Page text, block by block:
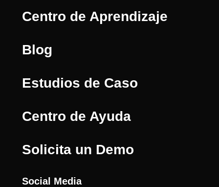
Centro de Aprendizaje
Blog
Estudios de Caso
Centro de Ayuda
Solicita un Demo
Social Media